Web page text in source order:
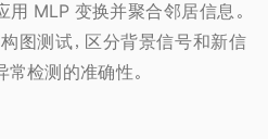
用 MLP 变换并聚合邻居信息。
图测试，区分背景信号和新信
检测的准确性。